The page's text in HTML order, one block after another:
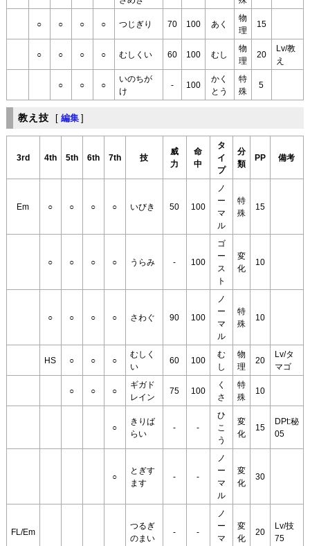
○ ○ ○ ○ つじぎり 70 100 あく
物
理
15
○ ○ ○ ○ むしくい 60 100 むし
物
理
20
Lv/教
え
○ ○ ○
いのちが
け
- 100
かく
とう
特
殊
5
教え技 [ 編集 ]
3rd 4th 5th 6th 7th 技
威
力
命
中
タ
イ
プ
分
類
PP 備考
Em ○ ○ ○ ○ いびき 50 100
ノ
ー
マ
ル
特
殊
15
○ ○ ○ ○ うらみ - 100
ゴ
ー
ス
ト
変
化
10
○ ○ ○ ○ さわぐ 90 100
ノ
ー
マ
ル
特
殊
10
HS ○ ○ ○
むしく
い
60 100
む
し
物
理
20
Lv/タ
マゴ
○ ○ ○
ギガド
レイン
75 100
く
さ
特
殊
10
○
きりば
らい
- -
ひ
こ
う
変
化
15
DPt:秘
05
○
とぎす
ます
- -
ノ
ー
マ
ル
変
化
30
FL/Em
つるぎ
のまい
- -
ノ
ー
マ
変
化
20
Lv/技
75